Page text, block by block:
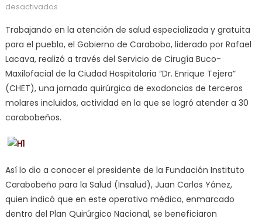
desactivados
Trabajando en la atención de salud especializada y gratuita
para el pueblo, el Gobierno de Carabobo, liderado por Rafael
Lacava, realizó a través del Servicio de Cirugía Buco-
Maxilofacial de la Ciudad Hospitalaria “Dr. Enrique Tejera”
(CHET), una jornada quirúrgica de exodoncias de terceros
molares incluidos, actividad en la que se logró atender a 30
carabobeños.
Así lo dio a conocer el presidente de la Fundación Instituto
Carabobeño para la Salud (Insalud), Juan Carlos Yánez,
quien indicó que en este operativo médico, enmarcado
dentro del Plan Quirúrgico Nacional, se beneficiaron